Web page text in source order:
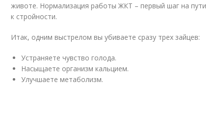
животе. Нормализация работы ЖКТ – первый шаг на пути
к стройности.
Итак, одним выстрелом вы убиваете сразу трех зайцев:
Устраняете чувство голода.
Насыщаете организм кальцием.
Улучшаете метаболизм.